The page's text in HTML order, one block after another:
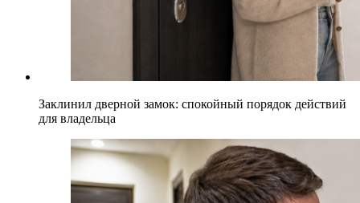
Заклинил дверной замок: спокойный порядок действий
для владельца